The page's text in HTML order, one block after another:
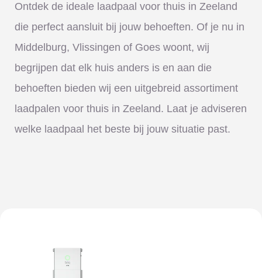
Ontdek de ideale laadpaal voor thuis in Zeeland
die perfect aansluit bij jouw behoeften. Of je nu in
Middelburg, Vlissingen of Goes woont, wij
begrijpen dat elk huis anders is en aan die
behoeften bieden wij een uitgebreid assortiment
laadpalen voor thuis in Zeeland. Laat je adviseren
welke laadpaal het beste bij jouw situatie past.